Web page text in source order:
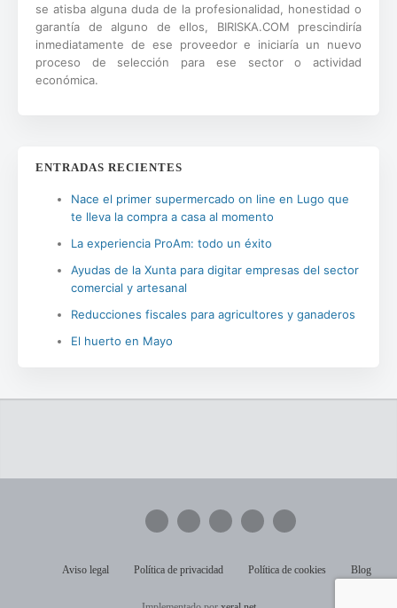
se atisba alguna duda de la profesionalidad, honestidad o
garantía de alguno de ellos, BIRISKA.COM prescindiría
inmediatamente de ese proveedor e iniciaría un nuevo
proceso de selección para ese sector o actividad
económica.
ENTRADAS RECIENTES
Nace el primer supermercado on line en Lugo que
te lleva la compra a casa al momento
La experiencia ProAm: todo un éxito
Ayudas de la Xunta para digitar empresas del sector
comercial y artesanal
Reducciones fiscales para agricultores y ganaderos
El huerto en Mayo
Aviso legal Política de privacidad Política de cookies Blog